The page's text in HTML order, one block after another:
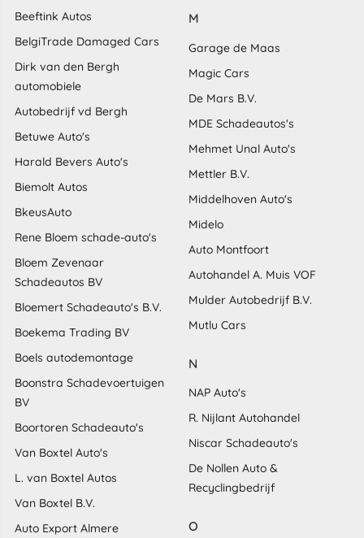
Beeftink Autos
BelgiTrade Damaged Cars
Dirk van den Bergh
automobiele
Autobedrijf vd Bergh
Betuwe Auto's
Harald Bevers Auto's
Biemolt Autos
BkeusAuto
Rene Bloem schade-auto's
Bloem Zevenaar
Schadeautos BV
Bloemert Schadeauto's B.V.
Boekema Trading BV
Boels autodemontage
Boonstra Schadevoertuigen
BV
Boortoren Schadeauto's
Van Boxtel Auto's
L. van Boxtel Autos
Van Boxtel B.V.
Auto Export Almere
M
Garage de Maas
Magic Cars
De Mars B.V.
MDE Schadeautos's
Mehmet Unal Auto's
Mettler B.V.
Middelhoven Auto's
Midelo
Auto Montfoort
Autohandel A. Muis VOF
Mulder Autobedrijf B.V.
Mutlu Cars
N
NAP Auto's
R. Nijlant Autohandel
Niscar Schadeauto's
De Nollen Auto &
Recyclingbedrijf
O